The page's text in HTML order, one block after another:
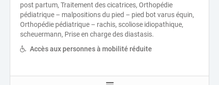
post partum, Traitement des cicatrices, Orthopédie
pédiatrique – malpositions du pied – pied bot varus équin,
Orthopédie pédiatrique – rachis, scoliose idiopathique,
scheuermann, Prise en charge des diastasis.
Accès aux personnes à mobilité réduite